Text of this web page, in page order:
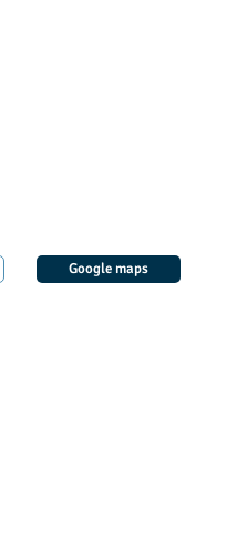
Google maps